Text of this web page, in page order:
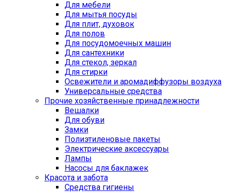
Для мебели
Для мытья посуды
Для плит, духовок
Для полов
Для посудомоечных машин
Для сантехники
Для стекол, зеркал
Для стирки
Освежители и аромадиффузоры воздуха
Универсальные средства
Прочие хозяйственные принадлежности
Вешалки
Для обуви
Замки
Полиэтиленовые пакеты
Электрические аксессуары
Лампы
Насосы для баклажек
Красота и забота
Средства гигиены